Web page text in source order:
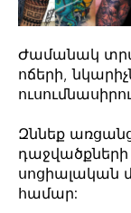
Ժամանակ
ոճերի,
Զննեք
դաջվածքների
սոցիալական
համար: